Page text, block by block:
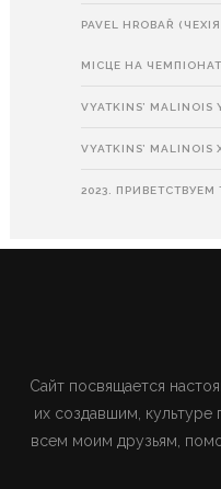
PAVEL HROBAŘ
МІСЦЕ НА
VYATKINS’ MALINOIS
VYATKINS’ MALINOIS
2023.
Сайт посвящается
их создавшим, культуре
всем моим друзьям,